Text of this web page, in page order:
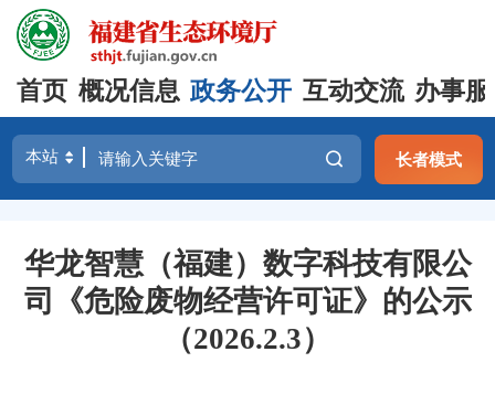
首页 概况信息 政务公开 互动交流 办事
长者模式
华龙智慧（福建）数字科技有限公
司《危险废物经营许可证》的公示
（2026.2.3）